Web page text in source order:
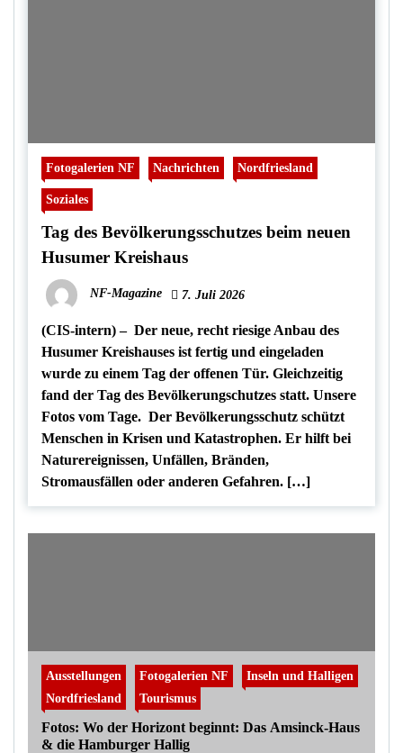
Fotogalerien NF Nachrichten Nordfriesland
Soziales
Tag des Bevölkerungsschutzes beim neuen
Husumer Kreishaus
NF-Magazine 7. Juli 2026
(CIS-intern) – Der neue, recht riesige Anbau des
Husumer Kreishauses ist fertig und eingeladen
wurde zu einem Tag der offenen Tür. Gleichzeitig
fand der Tag des Bevölkerungschutzes statt. Unsere
Fotos vom Tage. Der Bevölkerungsschutz schützt
Menschen in Krisen und Katastrophen. Er hilft bei
Naturereignissen, Unfällen, Bränden,
Stromausfällen oder anderen Gefahren. […]
Ausstellungen Fotogalerien NF
Inseln und Halligen
Nordfriesland
Tourismus
Fotos: Wo der Horizont beginnt: Das Amsinck-Haus
& die Hamburger Hallig